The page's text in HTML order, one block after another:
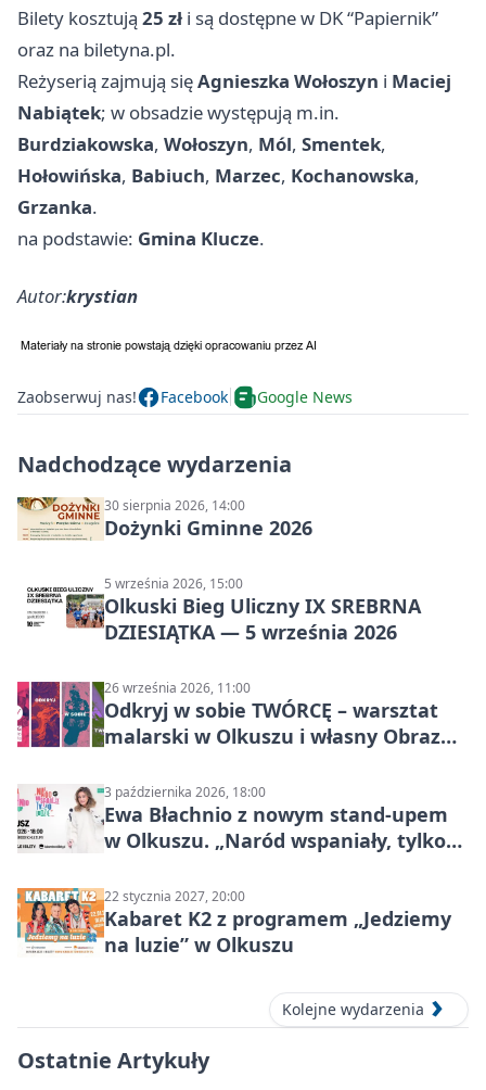
Bilety kosztują 25 zł i są dostępne w DK “Papiernik”
oraz na biletyna.pl.
Reżyserią zajmują sięAgnieszka Wołoszyn i Maciej
Nabiątek; w obsadzie występują m.in.
Burdziakowska, Wołoszyn, Mól, Smentek,
Hołowińska, Babiuch, Marzec, Kochanowska,
Grzanka.
na podstawie: Gmina Klucze.
Autor:krystian
Zaobserwuj nas! Facebook Google News
Nadchodzące wydarzenia
30 sierpnia 2026, 14:00
Dożynki Gminne 2026
5 września 2026, 15:00
Olkuski Bieg Uliczny IX SREBRNA
DZIESIĄTKA — 5 września 2026
26 września 2026, 11:00
Odkryj w sobie TWÓRCĘ – warsztat
malarski w Olkuszu i własny Obraz
3 października 2026, 18:00
Ewa Błachnio z nowym stand-upem
w Olkuszu. „Naród wspaniały, tylko
22 stycznia 2027, 20:00
Kabaret K2 z programem „Jedziemy
na luzie” w Olkuszu
Kolejne wydarzenia
Ostatnie Artykuły